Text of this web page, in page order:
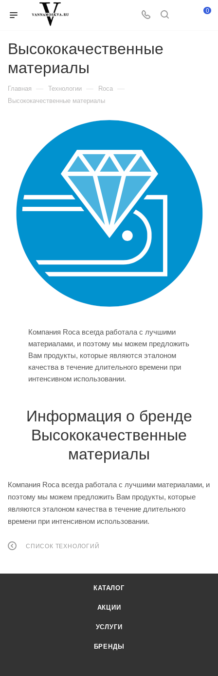
0
Высококачественные
материалы
Главная — Технологии — Roca —
Высококачественные материалы
Компания Roca всегда работала с лучшими
материалами, и поэтому мы можем предложить
Вам продукты, которые являются эталоном
качества в течение длительного времени при
интенсивном использовании.
Информация о бренде
Высококачественные
материалы
Компания Roca всегда работала с лучшими материалами, и
поэтому мы можем предложить Вам продукты, которые
являются эталоном качества в течение длительного
времени при интенсивном использовании.
СПИСОК ТЕХНОЛОГИЙ
КАТАЛОГ
АКЦИИ
УСЛУГИ
БРЕНДЫ